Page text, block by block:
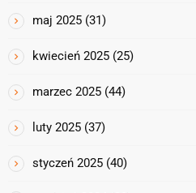
maj 2025 (31)
kwiecień 2025 (25)
marzec 2025 (44)
luty 2025 (37)
styczeń 2025 (40)